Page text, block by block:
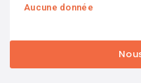
Aucune donnée